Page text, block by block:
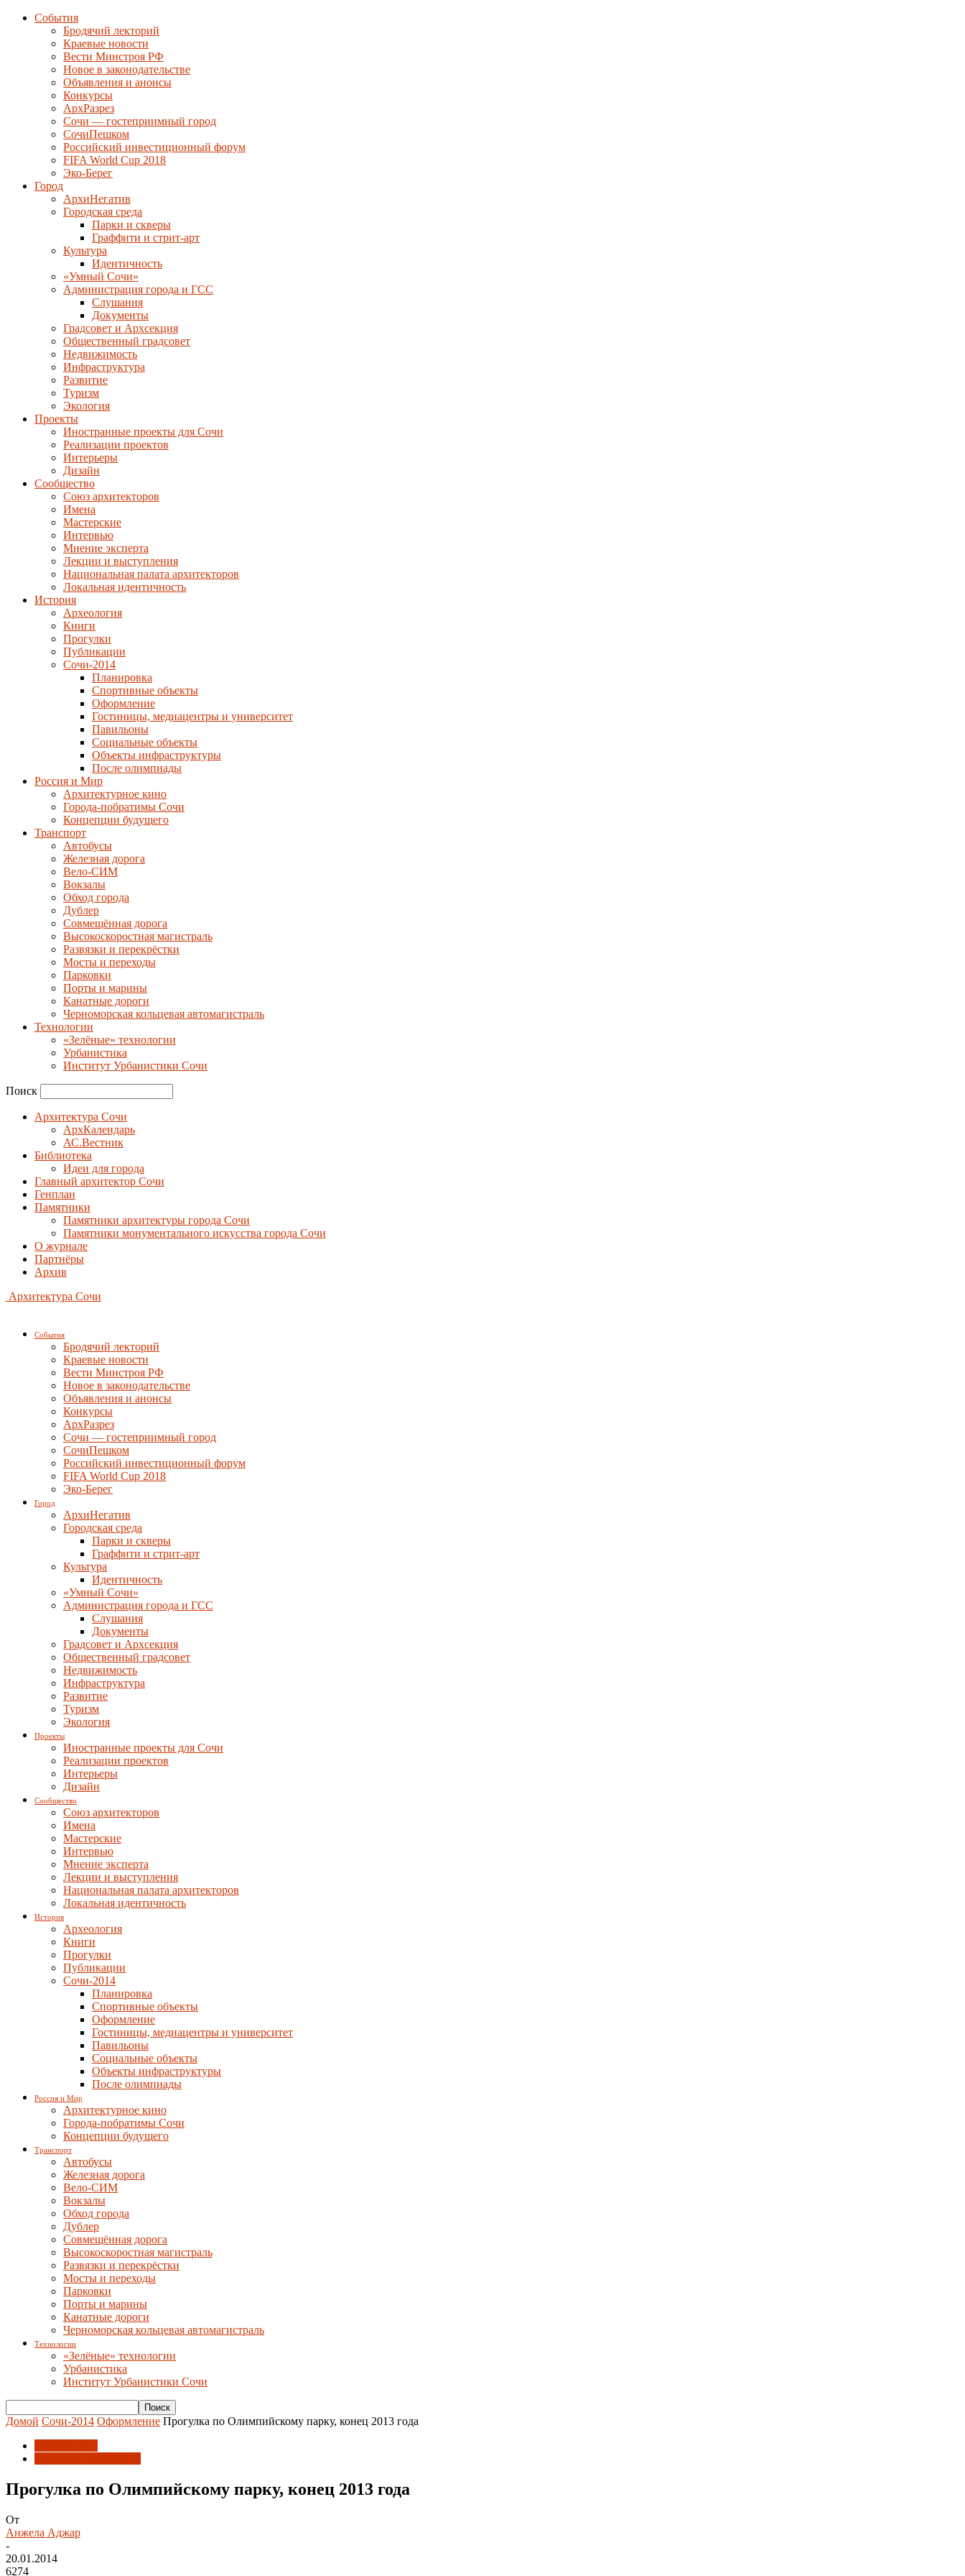
События
Бродячий лекторий
Краевые новости
Вести Минстроя РФ
Новое в законодательстве
Объявления и анонсы
Конкурсы
АрхРазрез
Сочи — гостеприимный город
СочиПешком
Российский инвестиционный форум
FIFA World Cup 2018
Эко-Берег
Город
АрхиНегатив
Городская среда
Парки и скверы
Граффити и стрит-арт
Культура
Идентичность
«Умный Сочи»
Администрация города и ГСС
Слушания
Документы
Градсовет и Архсекция
Общественный градсовет
Недвижимость
Инфраструктура
Развитие
Туризм
Экология
Проекты
Иностранные проекты для Сочи
Реализации проектов
Интерьеры
Дизайн
Сообщество
Союз архитекторов
Имена
Мастерские
Интервью
Мнение эксперта
Лекции и выступления
Национальная палата архитекторов
Локальная идентичность
История
Археология
Книги
Прогулки
Публикации
Сочи-2014
Планировка
Спортивные объекты
Оформление
Гостиницы, медиацентры и университет
Павильоны
Социальные объекты
Объекты инфраструктуры
После олимпиады
Россия и Мир
Архитектурное кино
Города-побратимы Сочи
Концепции будущего
Транспорт
Автобусы
Железная дорога
Вело-СИМ
Вокзалы
Обход города
Дублер
Совмещённая дорога
Высокоскоростная магистраль
Развязки и перекрёстки
Мосты и переходы
Парковки
Порты и марины
Канатные дороги
Черноморская кольцевая автомагистраль
Технологии
«Зелёные» технологии
Урбанистика
Институт Урбанистики Сочи
Поиск
Архитектура Сочи
АрхКалендарь
АС.Вестник
Библиотека
Идеи для города
Главный архитектор Сочи
Генплан
Памятники
Памятники архитектуры города Сочи
Памятники монументального искусства города Сочи
О журнале
Партнёры
Архив
Архитектура Сочи
События
Бродячий лекторий
Краевые новости
Вести Минстроя РФ
Новое в законодательстве
Объявления и анонсы
Конкурсы
АрхРазрез
Сочи — гостеприимный город
СочиПешком
Российский инвестиционный форум
FIFA World Cup 2018
Эко-Берег
Город
АрхиНегатив
Городская среда
Парки и скверы
Граффити и стрит-арт
Культура
Идентичность
«Умный Сочи»
Администрация города и ГСС
Слушания
Документы
Градсовет и Архсекция
Общественный градсовет
Недвижимость
Инфраструктура
Развитие
Туризм
Экология
Проекты
Иностранные проекты для Сочи
Реализации проектов
Интерьеры
Дизайн
Сообщество
Союз архитекторов
Имена
Мастерские
Интервью
Мнение эксперта
Лекции и выступления
Национальная палата архитекторов
Локальная идентичность
История
Археология
Книги
Прогулки
Публикации
Сочи-2014
Планировка
Спортивные объекты
Оформление
Гостиницы, медиацентры и университет
Павильоны
Социальные объекты
Объекты инфраструктуры
После олимпиады
Россия и Мир
Архитектурное кино
Города-побратимы Сочи
Концепции будущего
Транспорт
Автобусы
Железная дорога
Вело-СИМ
Вокзалы
Обход города
Дублер
Совмещённая дорога
Высокоскоростная магистраль
Развязки и перекрёстки
Мосты и переходы
Парковки
Порты и марины
Канатные дороги
Черноморская кольцевая автомагистраль
Технологии
«Зелёные» технологии
Урбанистика
Институт Урбанистики Сочи
Домой Сочи-2014 Оформление Прогулка по Олимпийскому парку, конец 2013 года
Прогулка по Олимпийскому парку, конец 2013 года
От
Анжела Аджар
-
20.01.2014
6274